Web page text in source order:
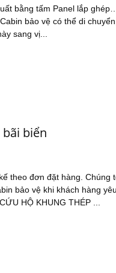
bằng tấm Panel lắp
bảo vệ có thể di
sang vị...
biển
theo đơn đặt hàng. Chúng
bảo vệ khi khách hàng
HỘ KHUNG THÉP ...